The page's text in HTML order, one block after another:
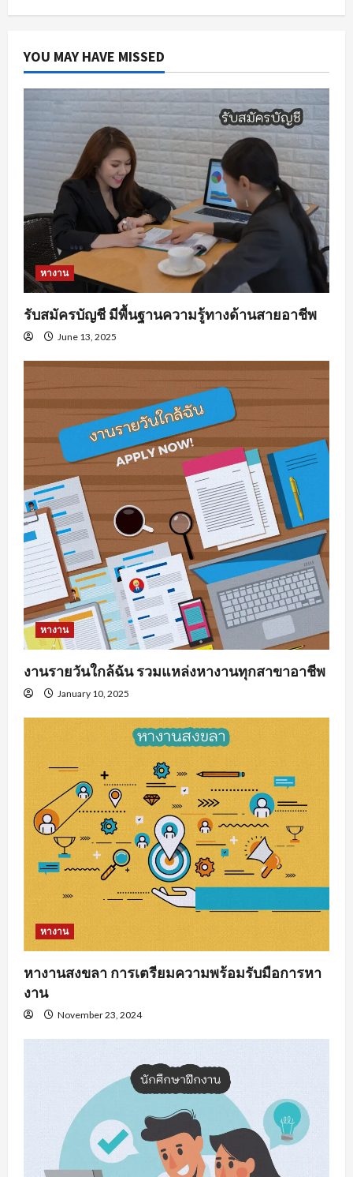
YOU MAY HAVE MISSED
หางาน
รับสมัครบัญชี มีพื้นฐานความรู้ทางด้านสายอาชีพ
June 13, 2025
หางาน
งานรายวันใกล้ฉัน รวมแหล่งหางานทุกสาขาอาชีพ
January 10, 2025
หางาน
หางานสงขลา การเตรียมความพร้อมรับมือการหา
งาน
November 23, 2024